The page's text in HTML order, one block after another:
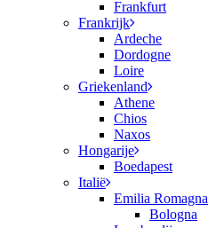
Frankfurt
Frankrijk
Ardeche
Dordogne
Loire
Griekenland
Athene
Chios
Naxos
Hongarije
Boedapest
Italië
Emilia Romagna
Bologna